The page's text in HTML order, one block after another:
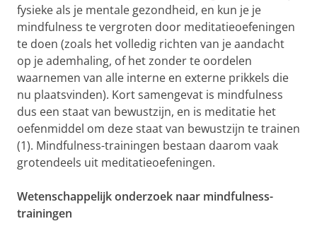
fysieke als je mentale gezondheid, en kun je je
mindfulness te vergroten door meditatieoefeningen
te doen (zoals het volledig richten van je aandacht
op je ademhaling, of het zonder te oordelen
waarnemen van alle interne en externe prikkels die
nu plaatsvinden). Kort samengevat is mindfulness
dus een staat van bewustzijn, en is meditatie het
oefenmiddel om deze staat van bewustzijn te trainen
(1). Mindfulness-trainingen bestaan daarom vaak
grotendeels uit meditatieoefeningen.
Wetenschappelijk onderzoek naar mindfulness-
trainingen